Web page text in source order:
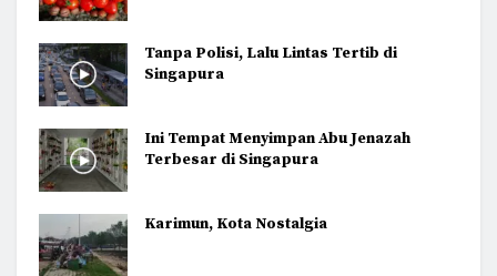
Tanpa Polisi, Lalu Lintas Tertib di
Singapura
Ini Tempat Menyimpan Abu Jenazah
Terbesar di Singapura
Karimun, Kota Nostalgia